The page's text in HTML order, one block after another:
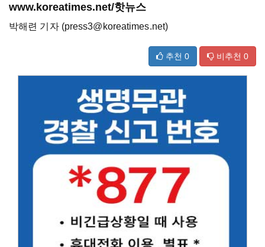
www.koreatimes.net/핫뉴스
박해련 기자 (press3@koreatimes.net)
추천 0 비추천 0